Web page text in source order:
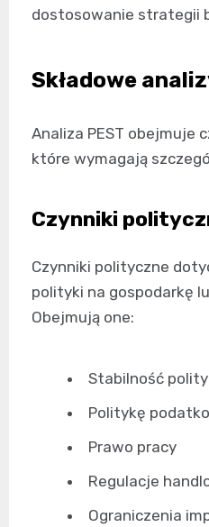
dostosowanie strategii
Składowe
Analiza PEST obejmuje
które wymagają
Czynniki
Czynniki polityczne
polityki na gospodarkę
Obejmują one:
Stabilność
Politykę
Prawo pracy
Regulacje
Ograniczenia